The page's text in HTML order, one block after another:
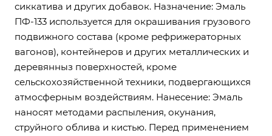
сиккатива и других добавок. Назначение: Эмаль
ПФ-133 используется для окрашивания грузового
подвижного состава (кроме рефрижераторных
вагонов), контейнеров и других металлических и
деревянныз поверхностей, кроме
сельскохозяйственной техники, подвергающихся
атмосферным воздействиям. Нанесение: Эмаль
наносят методами распыления, окунания,
струйного облива и кистью. Перед применением